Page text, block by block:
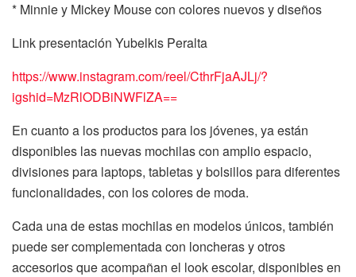
* Minnie y Mickey Mouse con colores nuevos y diseños
Link presentación Yubelkis Peralta
https://www.instagram.com/reel/CthrFjaAJLj/?
igshid=MzRlODBiNWFlZA==
En cuanto a los productos para los jóvenes, ya están
disponibles las nuevas mochilas con amplio espacio,
divisiones para laptops, tabletas y bolsillos para diferentes
funcionalidades, con los colores de moda.
Cada una de estas mochilas en modelos únicos, también
puede ser complementada con loncheras y otros
accesorios que acompañan el look escolar, disponibles en